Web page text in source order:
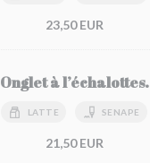
23,50 EUR
Onglet à l’échalottes.
LATTE SENAPE
21,50 EUR